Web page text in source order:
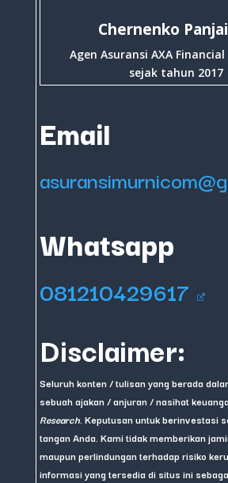
Chernenko
Agen Asuransi AXA
sejak tahun 2017
Email
Whatsapp
081210429617
Disclaimer:
Seluruh konten / tulisan yang berada
sebuah ajakan / anjuran / nasihat
Research . Keputusan untuk berinvestasi
tangan Anda. Kami tidak memberikan
maupun perlindungan terhadap risiko
informasi yang tersedia di situs ini